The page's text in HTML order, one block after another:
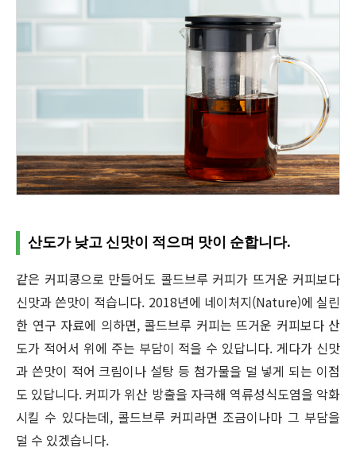
산도가 낮고 신맛이 적으며 맛이 순합니다.
같은 커피콩으로 만들어도 콜드브루 커피가 뜨거운 커피보다
신맛과 쓴맛이 적습니다. 2018년에 네이처지(Nature)에 실린
한 연구 자료에 의하면, 콜드브루 커피는 뜨거운 커피보다 산
도가 적어서 위에 주는 부담이 적을 수 있답니다. 게다가 신맛
과 쓴맛이 적어 크림이나 설탕 등 첨가물을 덜 넣게 되는 이점
도 있답니다. 커피가 위산 방출을 자극해 역류성식도염을 악화
시킬 수 있다는데, 콜드브루 커피라면 조금이나마 그 부담을
덜 수 있겠습니다.